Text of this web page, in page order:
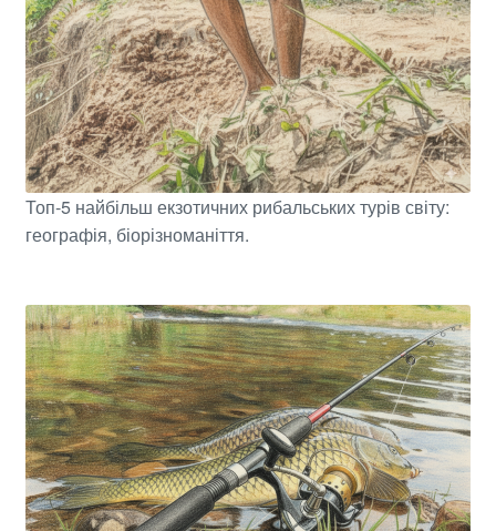
Топ-5 найбільш екзотичних рибальських турів світу:
географія, біорізноманіття.